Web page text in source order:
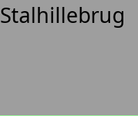
Stalhillebrug